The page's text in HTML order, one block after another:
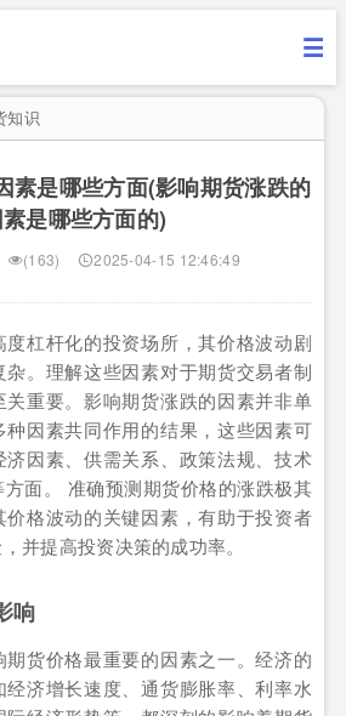
知识
素是哪些方面(影响期货涨跌的
是哪些方面的)
(163) 2025-04-15 12:46:49
杠杆化的投资场所，其价格波动剧
。理解这些因素对于期货交易者制
关重要。影响期货涨跌的因素并非单
因素共同作用的结果，这些因素可
济因素、供需关系、政策法规、技术
面。 准确预测期货价格的涨跌极其
价格波动的关键因素，有助于投资者
并提高投资决策的成功率。
响
货价格最重要的因素之一。经济的
济增长速度、通货膨胀率、利率水